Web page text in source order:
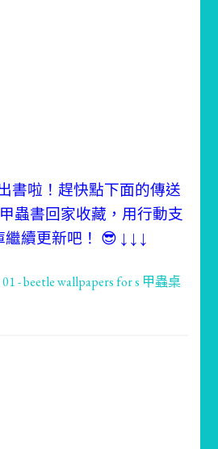
書啦！趕快點下面的傳送
蟲書回家收藏，用行動支
續更新吧！ 😎 ↓ ↓ ↓